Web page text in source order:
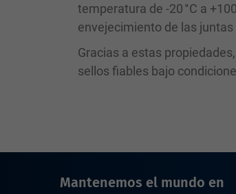
temperatura de -20 °C a
envejecimiento de las
Gracias a estas
sellos fiables bajo
Mantenemos el mundo en